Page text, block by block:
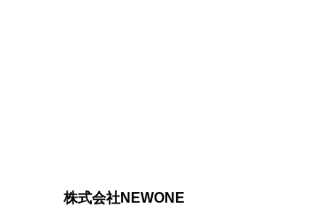
株式会社NEWONE